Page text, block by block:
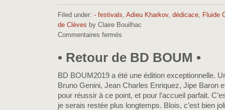
la
Tonkinoise
à
Filed under: - festivals, Adieu Kharkov, dédicace, Fluide
de Clèves by Claire Bouilhac
Commentaires fermés
•
• Retour de BD BOUM •
BD BOUM2019 a été une édition exceptionnelle.
Bruno Genini, Jean Charles Enriquez, Jipe Baron
pour réussir à ce point, et pour l’accueil parfait.
je serais restée plus longtemps. Blois, c’est bien